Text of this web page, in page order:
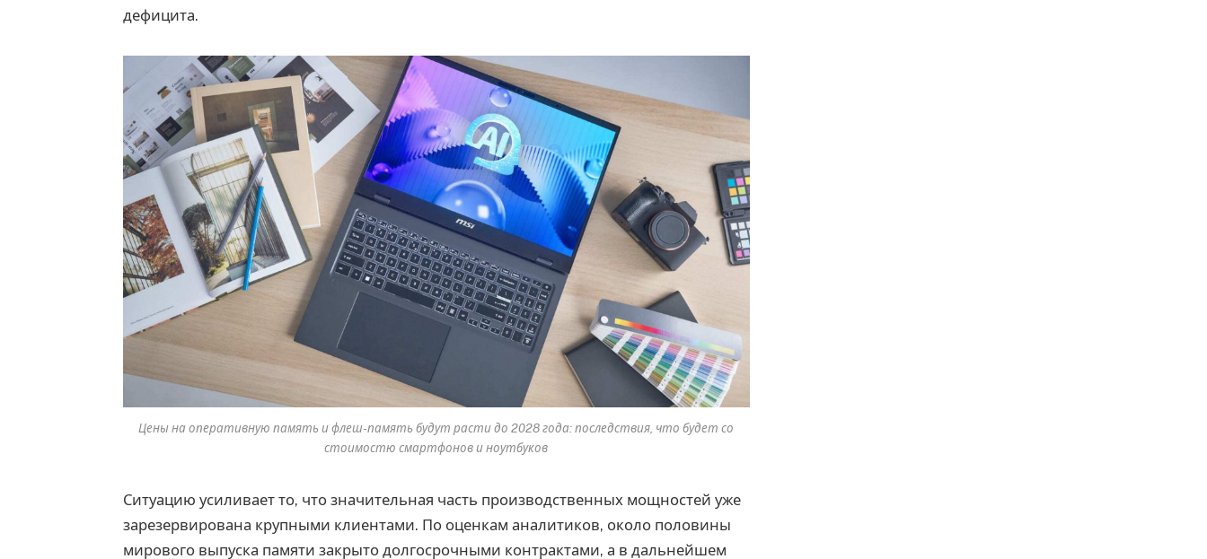
дефицита.
Цены на оперативную память и флеш-память будут расти до 2028 года: последствия, что будет со
стоимостю смартфонов и ноутбуков
Ситуацию усиливает то, что значительная часть производственных мощностей уже
зарезервирована крупными клиентами. По оценкам аналитиков, около половины
мирового выпуска памяти закрыто долгосрочными контрактами, а в дальнейшем